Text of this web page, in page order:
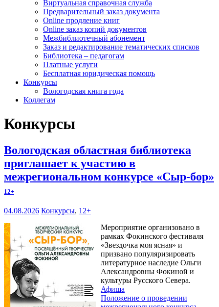
Виртуальная справочная служба
Предварительный заказ документа
Online продление книг
Online заказ копий документов
Межбиблиотечный абонемент
Заказ и редактирование тематических списков
Библиотека – педагогам
Платные услуги
Бесплатная юридическая помощь
Конкурсы
Вологодская книга года
Коллегам
Конкурсы
Вологодская областная библиотека
приглашает к участию в
межрегиональном конкурсе «Сыр-бор»
12+
04.08.2026 Конкурсы, 12+
Мероприятие организовано в
рамках Фокинского фестиваля
«Звездочка моя ясная» и
призвано популяризировать
литературное наследие Ольги
Александровны Фокиной и
культуры Русского Севера.
Афиша
Положение о проведении